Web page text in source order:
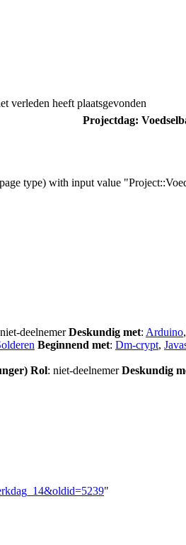
verleden heeft plaatsgevonden
Projectdag:
type) with input value
deelnemerDeskundig met: Arduino,
Beginnend met: Dm-crypt,
Rol: niet-deelnemerDeskundig
"